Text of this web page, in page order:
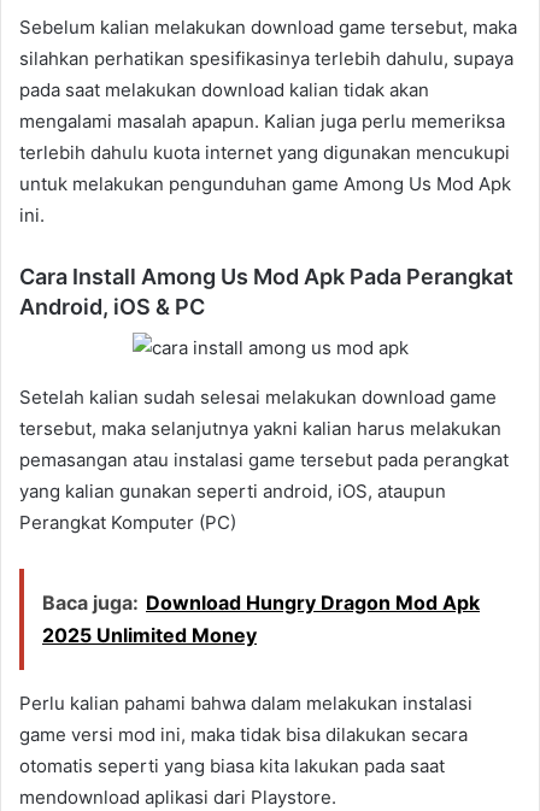
Sebelum kalian melakukan download game tersebut, maka
silahkan perhatikan spesifikasinya terlebih dahulu, supaya
pada saat melakukan download kalian tidak akan
mengalami masalah apapun. Kalian juga perlu memeriksa
terlebih dahulu kuota internet yang digunakan mencukupi
untuk melakukan pengunduhan game Among Us Mod Apk
ini.
Cara Install Among Us Mod Apk Pada Perangkat
Android, iOS & PC
Setelah kalian sudah selesai melakukan download game
tersebut, maka selanjutnya yakni kalian harus melakukan
pemasangan atau instalasi game tersebut pada perangkat
yang kalian gunakan seperti android, iOS, ataupun
Perangkat Komputer (PC)
Baca juga: Download Hungry Dragon Mod Apk
2025 Unlimited Money
Perlu kalian pahami bahwa dalam melakukan instalasi
game versi mod ini, maka tidak bisa dilakukan secara
otomatis seperti yang biasa kita lakukan pada saat
mendownload aplikasi dari Playstore.